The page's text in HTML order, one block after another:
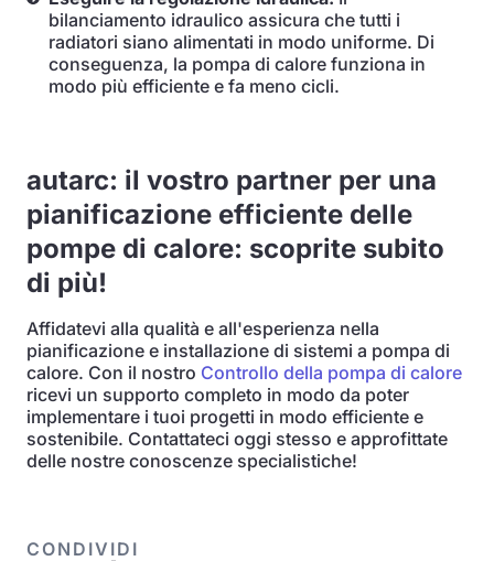
bilanciamento idraulico assicura che tutti i
radiatori siano alimentati in modo uniforme. Di
conseguenza, la pompa di calore funziona in
modo più efficiente e fa meno cicli.
autarc: il vostro partner per una
pianificazione efficiente delle
pompe di calore: scoprite subito
di più!
Affidatevi alla qualità e all'esperienza nella
pianificazione e installazione di sistemi a pompa di
calore. Con il nostro Controllo della pompa di calore
ricevi un supporto completo in modo da poter
implementare i tuoi progetti in modo efficiente e
sostenibile. Contattateci oggi stesso e approfittate
delle nostre conoscenze specialistiche!
CONDIVIDI